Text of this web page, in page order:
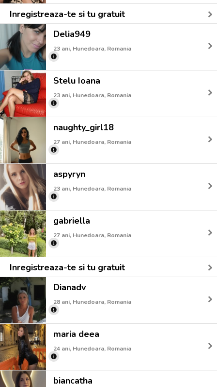
Inregistreaza-te si tu gratuit
Delia949
23 ani, Hunedoara, Romania
Stelu Ioana
23 ani, Hunedoara, Romania
naughty_girl18
27 ani, Hunedoara, Romania
aspyryn
23 ani, Hunedoara, Romania
gabriella
27 ani, Hunedoara, Romania
Inregistreaza-te si tu gratuit
Dianadv
28 ani, Hunedoara, Romania
maria deea
24 ani, Hunedoara, Romania
biancatha